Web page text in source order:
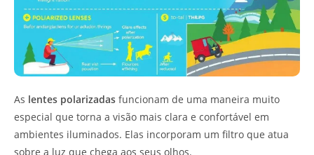
As lentes polarizadas funcionam de uma maneira muito
especial que torna a visão mais clara e confortável em
ambientes iluminados. Elas incorporam um filtro que atua
sobre a luz que chega aos seus olhos.